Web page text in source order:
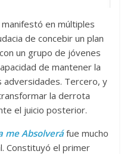
en múltiples
de concebir un plan
un grupo de jóvenes
de mantener la
Tercero, y
la derrota
el juicio posterior.
me Absolveráfue mucho
Constituyó el primer